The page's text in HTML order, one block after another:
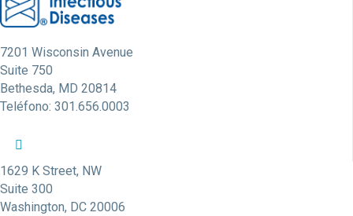
7201 Wisconsin Avenue
Suite 750
Bethesda, MD 20814
Teléfono: 301.656.0003
Perfil de Facebook de la NFID
Perfil de Twitter de la NFID
1629 K Street, NW
Suite 300
Washington, DC 20006